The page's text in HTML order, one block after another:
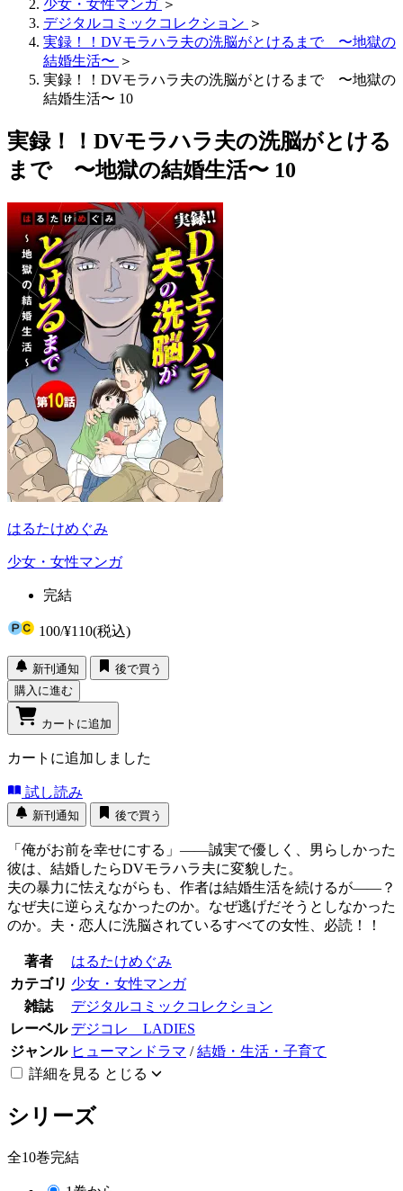
少女・女性マンガ ＞
デジタルコミックコレクション ＞
実録！！DVモラハラ夫の洗脳がとけるまで 〜地獄の
結婚生活〜 ＞
実録！！DVモラハラ夫の洗脳がとけるまで 〜地獄の
結婚生活〜 10
実録！！DVモラハラ夫の洗脳がとける
まで 〜地獄の結婚生活〜 10
はるたけめぐみ
少女・女性マンガ
完結
100/¥110(税込)
新刊通知
後で買う
購入に進む
カートに追加
カートに追加しました
試し読み
新刊通知 後で買う
「俺がお前を幸せにする」――誠実で優しく、男らしかった
彼は、結婚したらDVモラハラ夫に変貌した。
夫の暴力に怯えながらも、作者は結婚生活を続けるが――？
なぜ夫に逆らえなかったのか。なぜ逃げだそうとしなかった
のか。夫・恋人に洗脳されているすべての女性、必読！！
著者
はるたけめぐみ
カテゴリ 少女・女性マンガ
雑誌
デジタルコミックコレクション
レーベル デジコレ LADIES
ジャンル ヒューマンドラマ /結婚・生活・子育て
詳細を見る とじる
シリーズ
全10巻完結